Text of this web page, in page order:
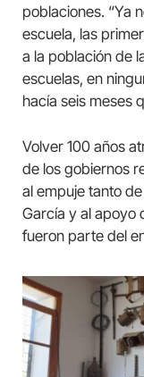
poblaciones. “Ya
escuela, las
a la población de
escuelas, en
hacía seis meses
Volver 100 años
de los gobiernos
al empuje tanto
García y al apoyo
fueron parte del